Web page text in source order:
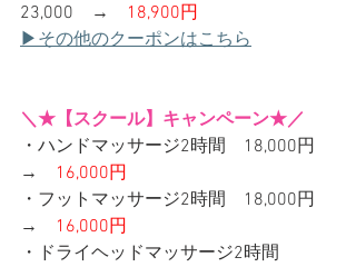
23,000　→ 18,900円
▶その他のクーポンはこちら
＼★【スクール】キャンペーン★／
・ハンドマッサージ2時間　18,000円
→
16,000円
・フットマッサージ2時間　18,000円
→
16,000円
・ドライヘッドマッサージ2時間